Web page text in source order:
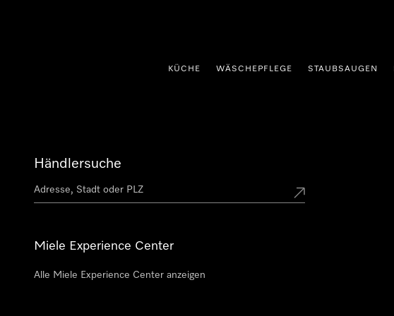
KÜCHE WÄSCHEPFLEGE STAUBSAUGEN
Händlersuche
Miele Experience Center
Alle Miele Experience Center anzeigen